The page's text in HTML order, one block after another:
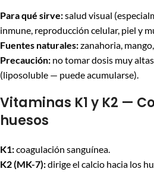
Para qué sirve:salud visual
inmune, reproducción celular, piel y
Fuentes naturales:zanahoria,
Precaución: no tomar dosis muy
(liposoluble — puede acumularse).
Vitaminas K1 y K2 —
huesos
K1:coagulación sanguínea.
K2 (MK-7):dirige el calcio hacia los